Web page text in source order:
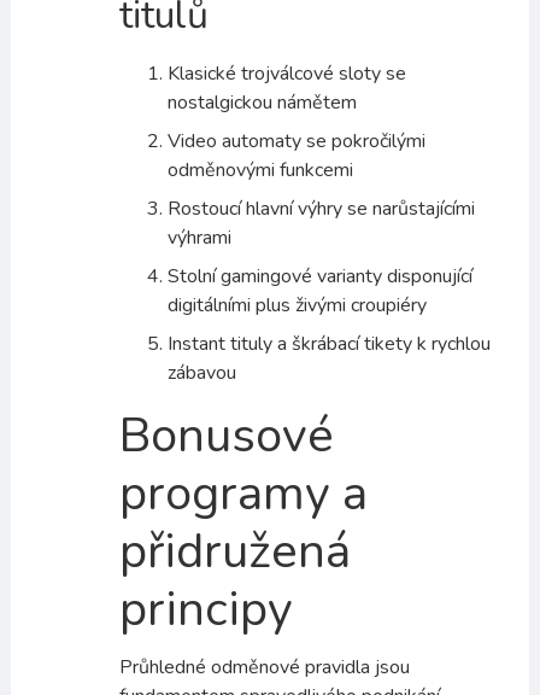
titulů
Klasické trojválcové sloty se
nostalgickou námětem
Video automaty se pokročilými
odměnovými funkcemi
Rostoucí hlavní výhry se narůstajícími
výhrami
Stolní gamingové varianty disponující
digitálními plus živými croupiéry
Instant tituly a škrábací tikety k rychlou
zábavou
Bonusové
programy a
přidružená
principy
Průhledné odměnové pravidla jsou